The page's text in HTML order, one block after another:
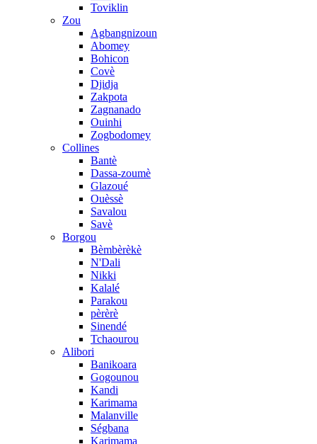
Toviklin
Zou
Agbangnizoun
Abomey
Bohicon
Covè
Djidja
Zakpota
Zagnanado
Ouinhi
Zogbodomey
Collines
Bantè
Dassa-zoumè
Glazoué
Ouèssè
Savalou
Savè
Borgou
Bèmbèrèkè
N'Dali
Nikki
Kalalé
Parakou
pèrèrè
Sinendé
Tchaourou
Alibori
Banikoara
Gogounou
Kandi
Karimama
Malanville
Ségbana
Karimama